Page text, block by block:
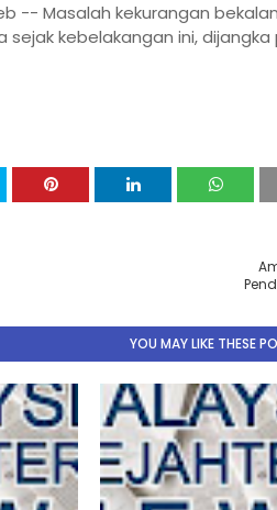
Feb -- Masalah kekurangan
sejak kebelakangan ini,
YOU MAY LIKE THESE